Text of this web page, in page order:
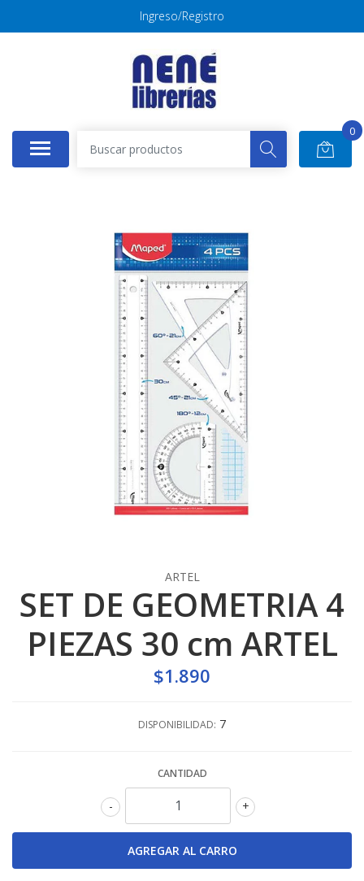
Ingreso/Registro
0
ARTEL
SET DE GEOMETRIA 4
PIEZAS 30 cm ARTEL
$1.890
DISPONIBILIDAD: 7
CANTIDAD
+
-